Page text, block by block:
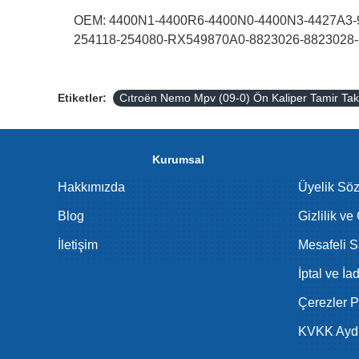
OEM: 4400N1-4400R6-4400N0-4400N3-
254118-254080-RX549870A0-8823026-
Etiketler: Cıtroën Nemo Mpv (09-0) Ön Kaliper Tamir
Kurumsal
Hakkımızda
Blog
İletişim
Üyelik
Gizlilik ve
Mesafeli
İptal ve
Çerezler
KVKK